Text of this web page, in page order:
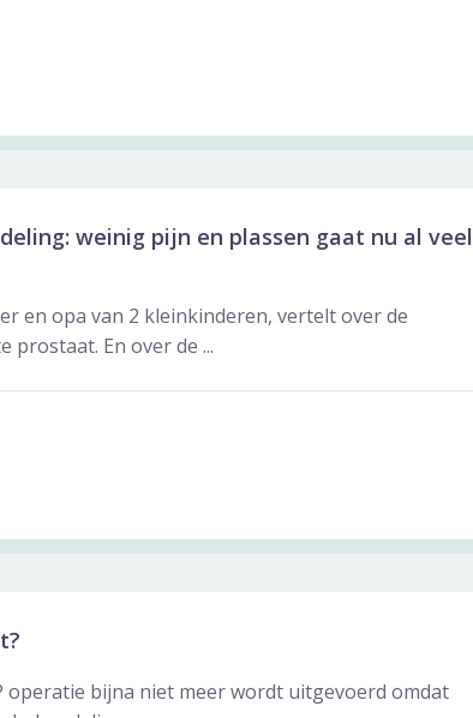
weinig pijn en plassen gaat nu al veel
en opa van 2 kleinkinderen, vertelt over de
En over de ...
operatie bijna niet meer wordt uitgevoerd omdat